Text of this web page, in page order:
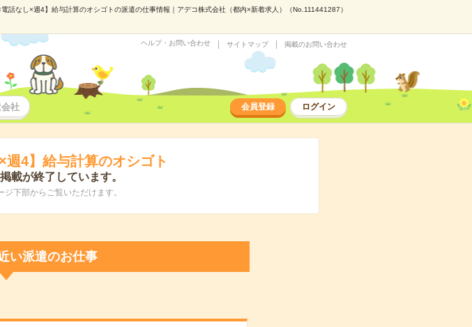
電話なし×週4】給与計算のオシゴトの派遣の仕事情報｜アデコ株式会社（都内×新着求人）（No.111441287）
ヘルプ・お問い合わせ サイトマップ 掲載のお問い合わせ
社 会員登録 ログイン
週4】給与計算のオシゴト
載が終了しています。
下部からご覧いただけます。
い派遣のお仕事